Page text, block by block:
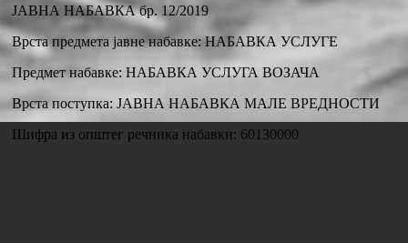
ЈАВНА НАБАВКА бр. 12/2019
Врста предмета јавне набавке: НАБАВКА УСЛУГЕ
Предмет набавке: НАБАВКА УСЛУГА ВОЗАЧА
Врста поступка: ЈАВНА НАБАВКА МАЛЕ ВРЕДНОСТИ
Шифра из општег речника набавки: 60130000